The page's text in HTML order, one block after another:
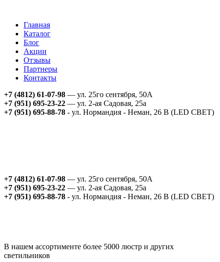
Главная
Каталог
Блог
Акции
Отзывы
Партнеры
Контакты
+7 (4812) 61-07-98 — ул. 25го сентября, 50А
+7 (951) 695-23-22 — ул. 2-ая Садовая, 25а
+7 (951) 695-88-78 - ул. Нормандия - Неман, 26 В (LED СВЕТ)
+7 (4812) 61-07-98 — ул. 25го сентября, 50А
+7 (951) 695-23-22 — ул. 2-ая Садовая, 25а
+7 (951) 695-88-78 - ул. Нормандия - Неман, 26 В (LED СВЕТ)
В нашем ассортименте более 5000 люстр и других
светильников